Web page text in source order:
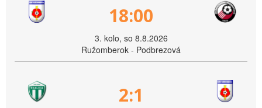
18:00
3. kolo, so 8.8.2026
Ružomberok - Podbrezová
2:1